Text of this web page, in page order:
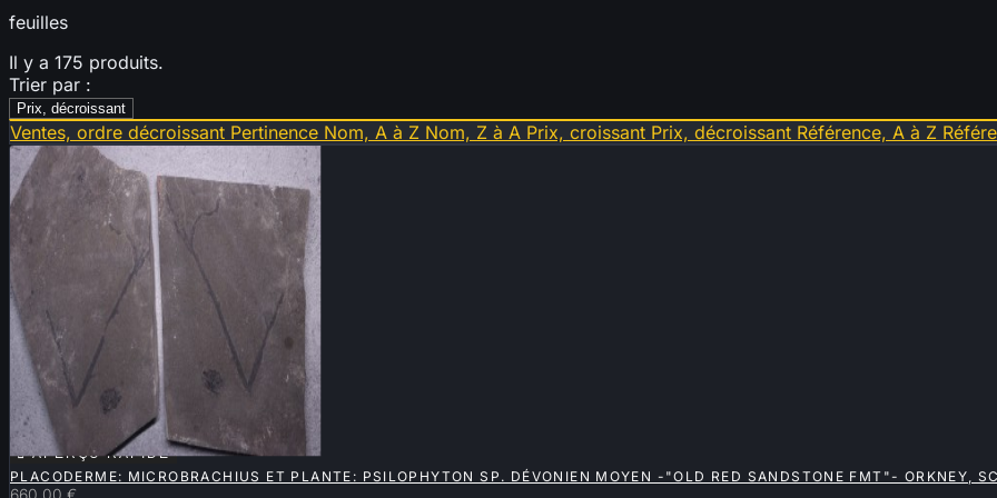
feuilles
Il y a 175 produits.
Trier par :
Prix, décroissant
Ventes, ordre décroissant Pertinence Nom, A à Z Nom, Z à A Prix, croissant Prix, décroissant Référence, A à Z
 APERÇU RAPIDE
PLACODERME: MICROBRACHIUS ET PLANTE: PSILOPHYTON SP. DÉVONIEN MOYEN -"OLD RED SANDSTONE FMT"- ORKNEY,